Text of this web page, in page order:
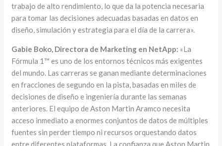
trabajo de alto rendimiento, lo que da la potencia necesaria
para tomar las decisiones adecuadas basadas en datos en
diseño, simulación y estrategia para el día de la carrera».
Gabie Boko, Directora de Marketing en NetApp: «La
Fórmula 1™ es uno de los entornos técnicos más exigentes
del mundo. Las carreras se ganan mediante determinaciones
en fracciones de segundo en la pista, basadas en miles de
decisiones de diseño e ingeniería durante las semanas
anteriores. El equipo de Aston Martin Aramco necesita
acceso inmediato a enormes conjuntos de datos de múltiples
fuentes sin perder tiempo ni recursos orquestando datos
entre diferentes plataformas. La confianza que Aston Martin